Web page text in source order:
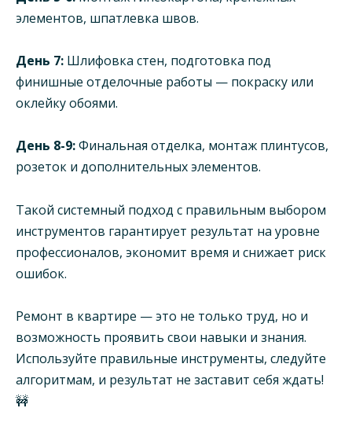
элементов, шпатлевка швов.
День 7: Шлифовка стен, подготовка под
финишные отделочные работы — покраску или
оклейку обоями.
День 8-9:Финальная отделка, монтаж плинтусов,
розеток и дополнительных элементов.
Такой системный подход с правильным выбором
инструментов гарантирует результат на уровне
профессионалов, экономит время и снижает риск
ошибок.
Ремонт в квартире — это не только труд, но и
возможность проявить свои навыки и знания.
Используйте правильные инструменты, следуйте
алгоритмам, и результат не заставит себя ждать!
🚧